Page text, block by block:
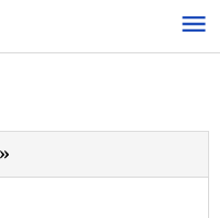
»
Jemaah